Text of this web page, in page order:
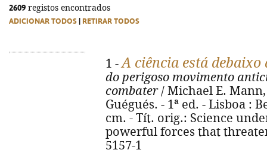
2609 registos encontrados
ADICIONAR TODOS RETIRAR TODOS
1 -A ciência está debaixo
do perigoso movimento
combater/ Michael E.
Guégués. - 1ª ed. - Lisboa :
cm. - Tít. orig.: Science
powerful forces that
5157-1